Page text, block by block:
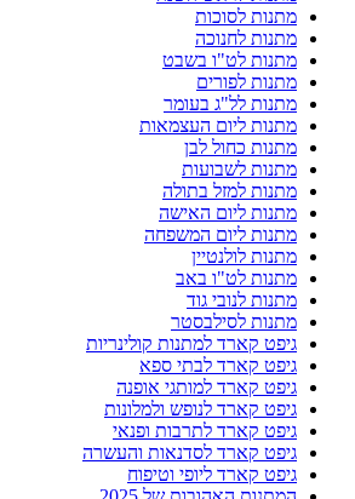
מתנות לסוכות
מתנות לחנוכה
מתנות לט"ו בשבט
מתנות לפורים
מתנות לל"ג בעומר
מתנות ליום העצמאות
מתנות כחול לבן
מתנות לשבועות
מתנות למזל בתולה
מתנות ליום האישה
מתנות ליום המשפחה
מתנות לולנטיין
מתנות לט"ו באב
מתנות לנובי גוד
מתנות לסילבסטר
גיפט קארד למתנות קולינריות
גיפט קארד לבתי ספא
גיפט קארד למותגי אופנה
גיפט קארד לנופש ולמלונות
גיפט קארד לתרבות ופנאי
גיפט קארד לסדנאות והעשרה
גיפט קארד ליופי וטיפוח